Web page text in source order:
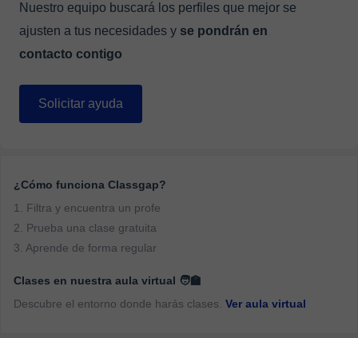
Nuestro equipo buscará los perfiles que mejor se
ajusten a tus necesidades y se pondrán en
contacto contigo
Solicitar ayuda
¿Cómo funciona Classgap?
1. Filtra y encuentra un profe
2. Prueba una clase gratuita
3. Aprende de forma regular
Clases en nuestra aula virtual 🧑‍🏫
Descubre el entorno donde harás clases. Ver aula virtual